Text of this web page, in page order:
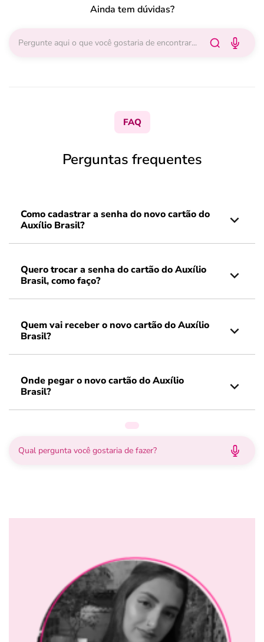
Ainda tem dúvidas?
FAQ
Perguntas frequentes
Como cadastrar a senha do novo cartão do
Auxílio Brasil?
Quero trocar a senha do cartão do Auxílio
Brasil, como faço?
Quem vai receber o novo cartão do Auxílio
Brasil?
Onde pegar o novo cartão do Auxílio
Brasil?